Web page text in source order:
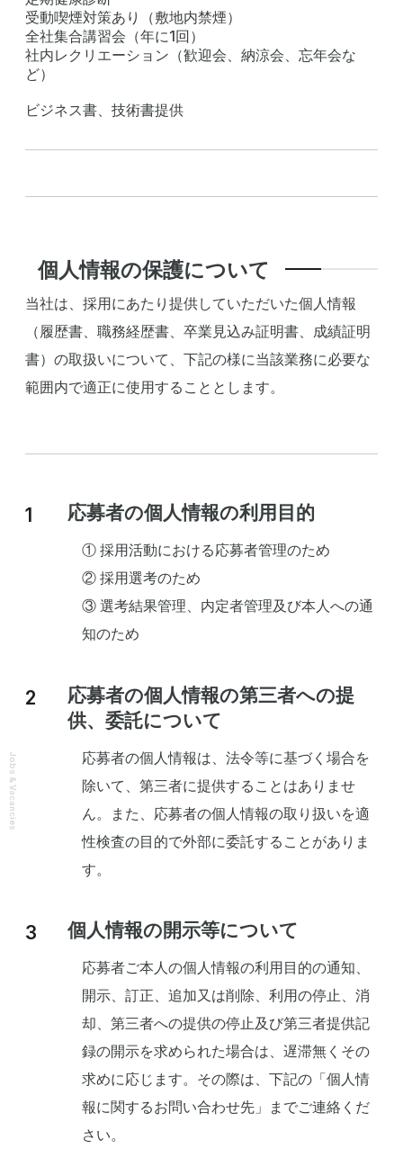
Jobs & Vacancies
受動喫煙対策あり（敷地内禁煙）
全社集合講習会（年に1回）
社内レクリエーション（歓迎会、納涼会、忘年会な
ど）
ビジネス書、技術書提供
個人情報の保護について
当社は、採用にあたり提供していただいた個人情報
（履歴書、職務経歴書、卒業見込み証明書、成績証明
書）の取扱いについて、下記の様に当該業務に必要な
範囲内で適正に使用することとします。
応募者の個人情報の利用目的
① 採用活動における応募者管理のため
② 採用選考のため
③ 選考結果管理、内定者管理及び本人への通
知のため
応募者の個人情報の第三者への提
供、委託について
応募者の個人情報は、法令等に基づく場合を
除いて、第三者に提供することはありませ
ん。また、応募者の個人情報の取り扱いを適
性検査の目的で外部に委託することがありま
す。
個人情報の開示等について
応募者ご本人の個人情報の利用目的の通知、
開示、訂正、追加又は削除、利用の停止、消
却、第三者への提供の停止及び第三者提供記
録の開示を求められた場合は、遅滞無くその
求めに応じます。その際は、下記の「個人情
報に関するお問い合わせ先」までご連絡くだ
さい。